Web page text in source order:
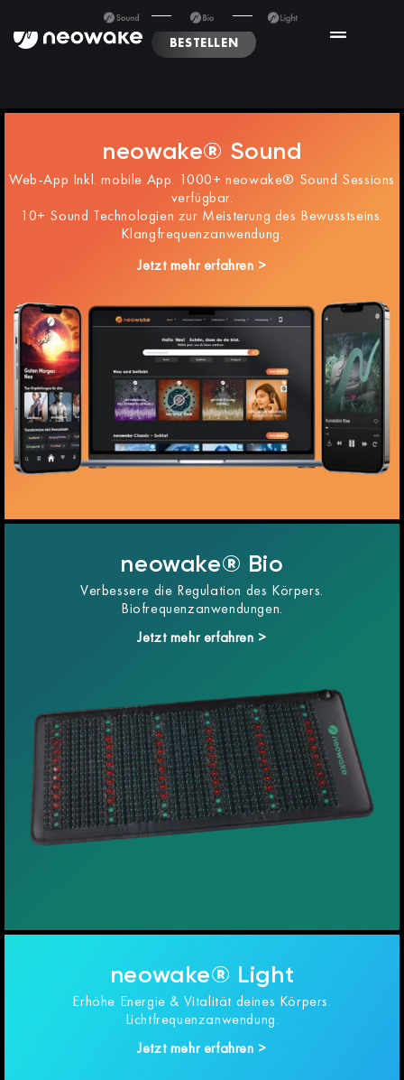
BESTELLEN
neowake® Sound
Web-App Inkl. mobile App. 1000+ neowake® Sound Sessions
verfügbar.
10+ Sound Technologien zur Meisterung des Bewusstseins.
Klangfrequenzanwendung.
Jetzt mehr erfahren >
neowake® Bio
Verbessere die Regulation des Körpers.
Biofrequenzanwendungen.
Jetzt mehr erfahren >
neowake® Light
Erhöhe Energie & Vitalität deines Körpers.
Lichtfrequenzanwendung.
Jetzt mehr erfahren >